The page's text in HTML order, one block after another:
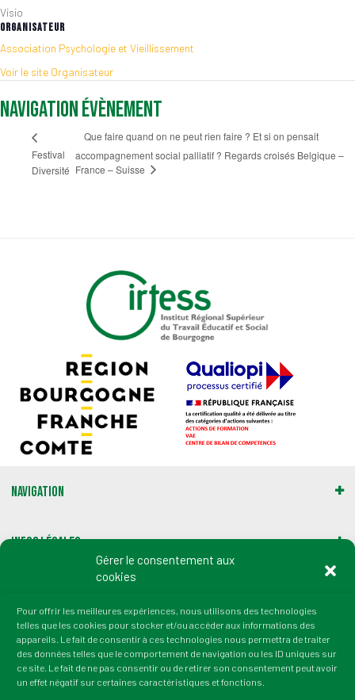
Gérer le consentement aux
cookies
Pour offrir les meilleures expériences, nous utilisons des technologies
telles que les cookies pour stocker et/ou accéder aux informations des
appareils. Le fait de consentir à ces technologies nous permettra de traiter
des données telles que le comportement de navigation ou les ID uniques sur
ce site. Le fait de ne pas consentir ou de retirer son consentement peut avoir
un effet négatif sur certaines caractéristiques et fonctions.
Visio
ORGANISATEUR
Association Psychologie et Vieillissement
Voir le site Organisateur
Navigation Évènement
Festival
Diversité
Que faire quand on ne peut rien faire ? Et si on pensait
accompagnement social palliatif ? Regards croisés Belgique –
France – Suisse
Navigation
Infos légales
Adresse :
2 rue du Professeur Marion
21000 Dijon
tél. : 03 80 72 64 50